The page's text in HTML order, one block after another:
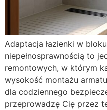
Adaptacja łazienki w
niepełnosprawnością to
remontowych, w którym
wysokość montażu
dla codziennego
przeprowadzę Cię przez